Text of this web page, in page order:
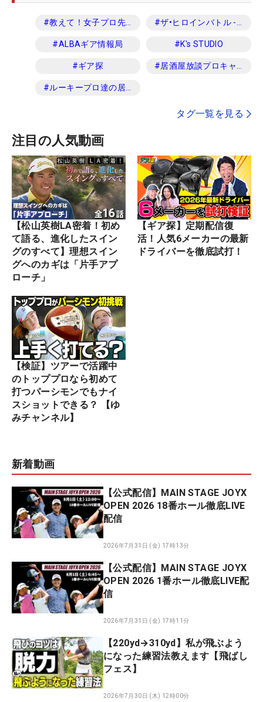
注目の人気動画
【松山英樹LA密着！初め
て語る、進化したスイン
グのすべて】理想スイン
グへのカギは「片手アプ
ローチ」
【ギア探】定期配信復
活！人気6メーカーの最新
ドライバーを徹底試打！
【検証】ツアーで活躍中
のトッププロなら初めて
打つパーシモンでもナイ
スショットできる？ 【ゆ
みチャンネル】
新着動画
【公式配信】MAIN STAGE JOYX
OPEN 2026 18番ホール徹底LIVE
配信
2026年7月31日 (金) 17時13分
【公式配信】MAIN STAGE JOYX
OPEN 2026 1番ホール徹底LIVE配
信
2026年7月31日 (金) 17時11分
【220yd→310yd】私が飛ぶよう
になった練習法教えます【飛ばし
フェス】
2026年7月30日 (木) 12時00分
#教えて！女子プロ先生 #ザ•ヒロインバトル -NEXT BACK 9-
#ALBAギア情報局 #K's STUDIO
#ギア探 #居酒屋放談プロキャディ編
#ルーキープロ達の居酒屋放談
タグ一覧を見る